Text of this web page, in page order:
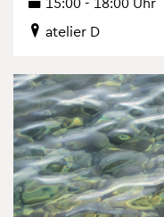
ate­lier D